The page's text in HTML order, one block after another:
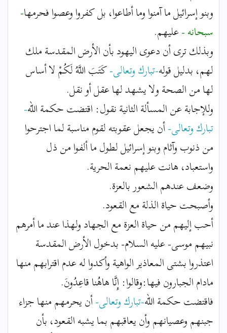
وبنو إسرائيل ما آمنوا وما أطاعوا، بل كفروا وعصوا فحرمها-
سبحانه -عليهم.
وبذلك ترى أن دعوى اليهود بأن الأرض المقدسة ملك
لهم، بدليل قوله-تبارك وتعالى-كَتَبَ اللَّهُ لَكُمْ لا أساس
لها من الصحة ولا يشهد لها عقل أو نقل.
وللإجابة عن المسألة الثانية نقول: اقتضت حكمة الله-
تبارك وتعالى-أن يجعل عقوبته لقوم مناسبة لما اجترحوا
من ذنوب وآثام وبنو إسرائيل لطول ما ألفوا من ذل
واستعباد، هانت عليهم نعمة الحرية.
وضعف عندهم الشعور بالعزة.
وأصبحت حياة الذلة مع القعود.
أحب إليهم من حياة العزة مع الجهاد ولهذا عند ما أمرهم
نبيهم موسى- عليه السلام- بدخول الأرض المقدسة
اعتذروا بشتى المعاذير الواهية وأكدوا له عدم اقترابهم منها
مادام الجبارون فيها:وقالوا: إِنَّا هاهُنا قاعِدُونَ.
فاقتضت حكمة الله-تبارك وتعالى-أن يحرمهم منها جزاء
جبنهم وعصيانهم وأن يعاقبهم بما يشبه القعود، بأن